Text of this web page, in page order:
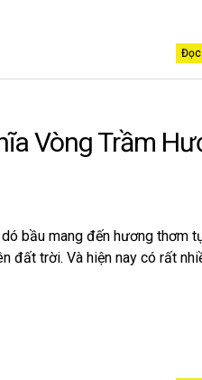
Đọc
Vòng Trầm
bầu mang đến hương thơm
đất trời. Và hiện nay có rất